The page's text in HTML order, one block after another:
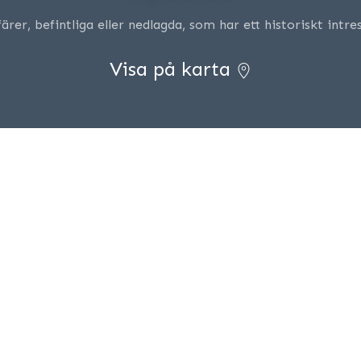
befintliga eller nedlagda, som har ett historiskt
Visa på karta